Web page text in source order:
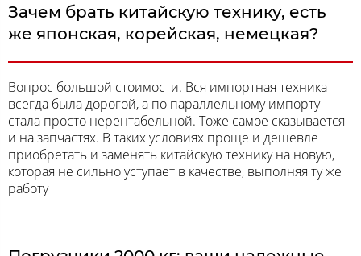
Зачем брать китайскую технику, есть
же японская, корейская, немецкая?
Вопрос большой стоимости. Вся импортная техника
всегда была дорогой, а по параллельному импорту
стала просто нерентабельной. Тоже самое сказывается
и на запчастях. В таких условиях проще и дешевле
приобретать и заменять китайскую технику на новую,
которая не сильно уступает в качестве, выполняя ту же
работу